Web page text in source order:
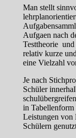
Man stellt
Aufgaen nach
Testtheorie und
relativ kurze
eine Vielzahl
Je nach
Schüler
in Tabellenform
Leistungen von
Schülern